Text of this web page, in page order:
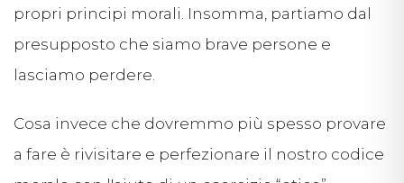
propri principi morali. Insomma, partiamo dal
presupposto che siamo brave persone e
lasciamo perdere.
Cosa invece che dovremmo più spesso provare
a fare è rivisitare e perfezionare il nostro codice